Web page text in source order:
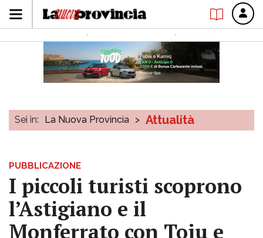
Sei in: La Nuova Provincia > Attualità
PUBBLICAZIONE
I piccoli turisti scoprono
l’Astigiano e il
Monferrato con Toju e